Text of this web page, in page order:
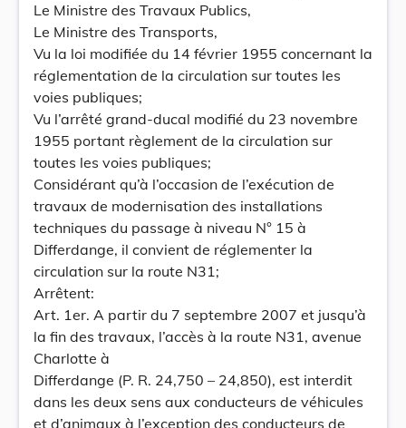
Le Ministre des Travaux Publics,
Le Ministre des Transports,
Vu la loi modifiée du 14 février 1955 concernant la
réglementation de la circulation sur toutes les
voies publiques;
Vu l’arrêté grand-ducal modifié du 23 novembre
1955 portant règlement de la circulation sur
toutes les voies publiques;
Considérant qu’à l’occasion de l’exécution de
travaux de modernisation des installations
techniques du passage à niveau N° 15 à
Differdange, il convient de réglementer la
circulation sur la route N31;
Arrêtent:
Art. 1er. A partir du 7 septembre 2007 et jusqu’à
la fin des travaux, l’accès à la route N31, avenue
Charlotte à
Differdange (P. R. 24,750 – 24,850), est interdit
dans les deux sens aux conducteurs de véhicules
et d’animaux à l’exception des conducteurs de